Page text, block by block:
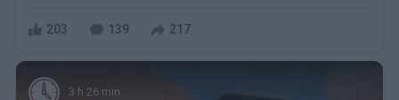
203 139 217
3 h 26 min